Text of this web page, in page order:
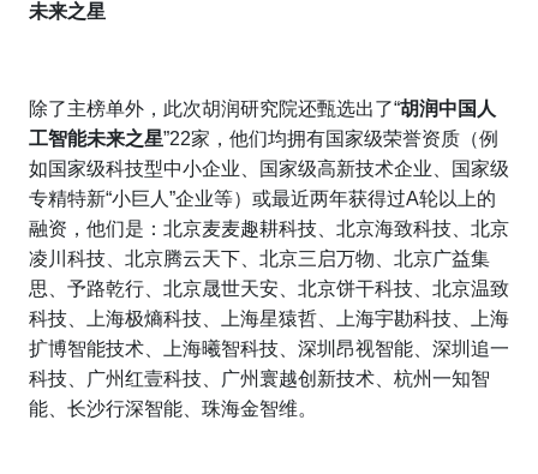
未来之星
除了主榜单外，此次胡润研究院还甄选出了“胡润中国人
工智能未来之星”22家，他们均拥有国家级荣誉资质（例
如国家级科技型中小企业、国家级高新技术企业、国家级
专精特新“小巨人”企业等）或最近两年获得过A轮以上的
融资，他们是：北京麦麦趣耕科技、北京海致科技、北京
凌川科技、北京腾云天下、北京三启万物、北京广益集
思、予路乾行、北京晟世天安、北京饼干科技、北京温致
科技、上海极熵科技、上海星猿哲、上海宇勘科技、上海
扩博智能技术、上海曦智科技、深圳昂视智能、深圳追一
科技、广州红壹科技、广州寰越创新技术、杭州一知智
能、长沙行深智能、珠海金智维。